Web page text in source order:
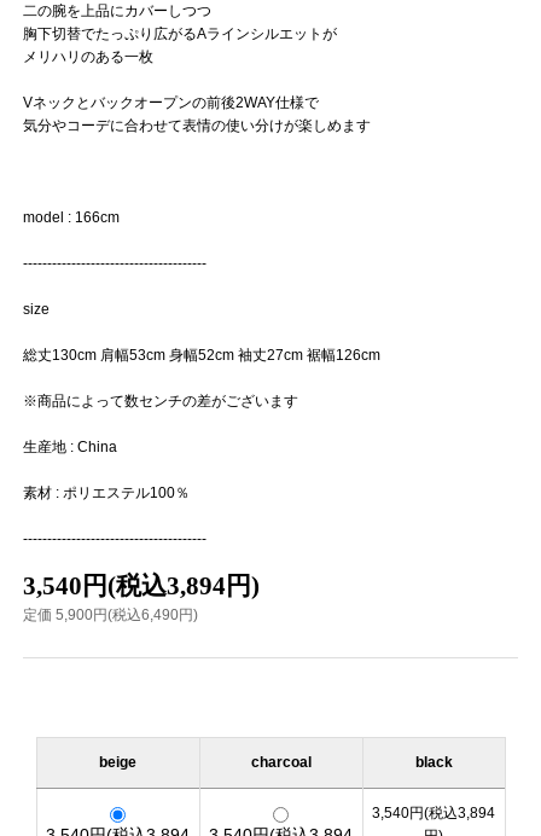
二の腕を上品にカバーしつつ
胸下切替でたっぷり広がるAラインシルエットが
メリハリのある一枚
Vネックとバックオープンの前後2WAY仕様で
気分やコーデに合わせて表情の使い分けが楽しめます
model : 166cm
--------------------------------------
size
総丈130cm 肩幅53cm 身幅52cm 袖丈27cm 裾幅126cm
※商品によって数センチの差がございます
生産地 : China
素材 : ポリエステル100％
--------------------------------------
3,540円(税込3,894円)
定価 5,900円(税込6,490円)
beige charcoal black
3,540円(税込3,894